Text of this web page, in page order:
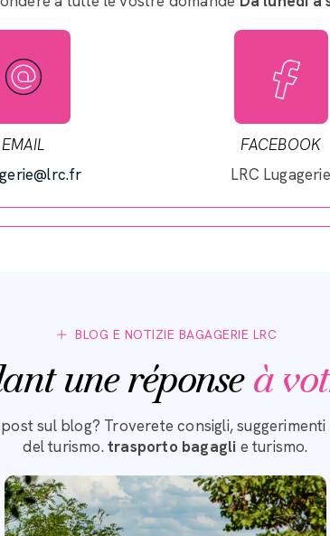
EMAIL
FACEBOOK
LRC Lugagerie
BLOG E NOTIZIE BAGAGERIE LRC
une réponse à
sul blog? Troverete consigli,
del turismo.trasporto bagagli e turismo.